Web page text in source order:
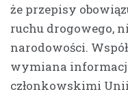
że przepisy
ruchu drogowego,
narodowości.
wymiana
członkowskimi